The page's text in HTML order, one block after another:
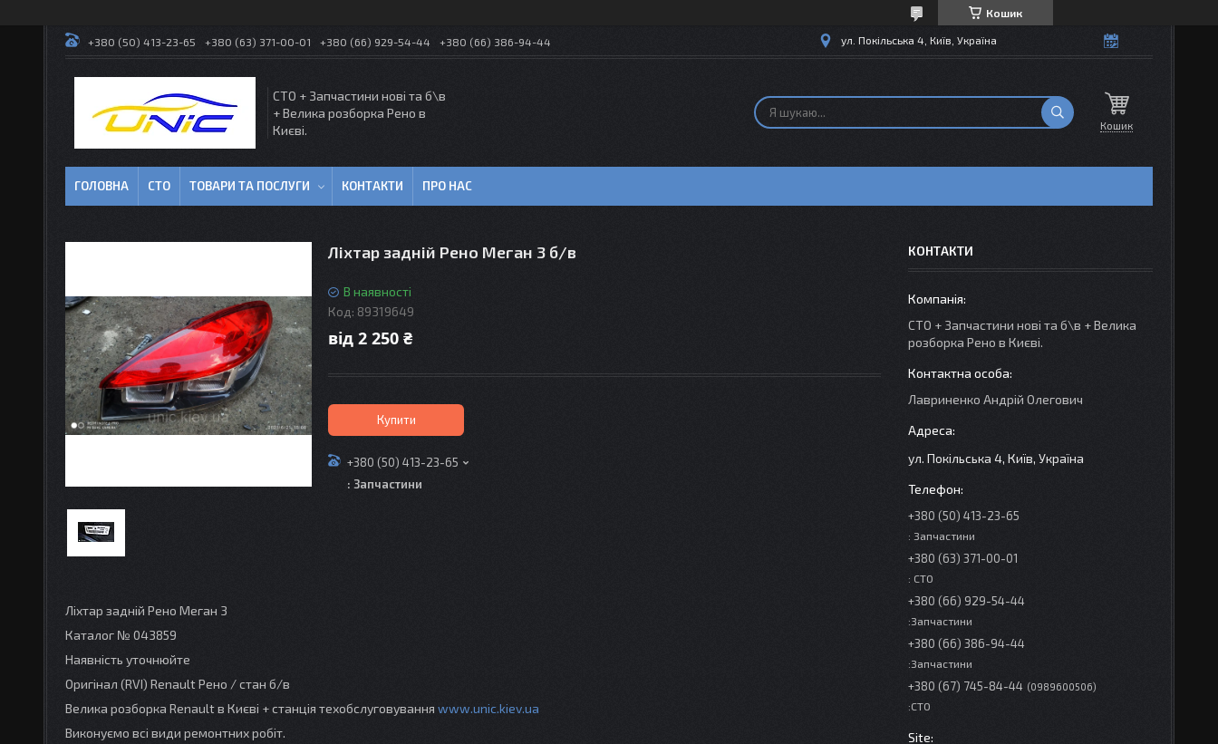
Кошик
+380 (50) 413-23-65 +380 (63) 371-00-01 +380 (66) 929-54-44 +380 (66) 386-94-44 ул. Покільська 4, Київ, Україна
СТО + Запчастини нові та б\в
+ Велика розборка Рено в
Києві.
Кошик
ГОЛОВНА СТО ТОВАРИ ТА ПОСЛУГИ КОНТАКТИ ПРО НАС
Ліхтар задній Рено Меган 3 б/в
В наявності
Код: 89319649
від 2 250 ₴
Купити
+380 (50) 413-23-65
: Запчастини
Ліхтар задній Рено Меган 3
Каталог № 043859
Наявність уточнюйте
Оригінал (RVI) Renault Рено / стан б/в
Велика розборка Renault в Києві + станція техобслуговування www.unic.kiev.ua
Виконуємо всі види ремонтних робіт.
КОНТАКТИ
СТО + Запчастини нові та б\в + Велика
розборка Рено в Києві.
Лавриненко Андрій Олегович
ул. Покільська 4, Київ, Україна
+380 (50) 413-23-65
: Запчастини
+380 (63) 371-00-01
: СТО
+380 (66) 929-54-44
:Запчастини
+380 (66) 386-94-44
:Запчастини
+380 (67) 745-84-44 0989600506
:СТО